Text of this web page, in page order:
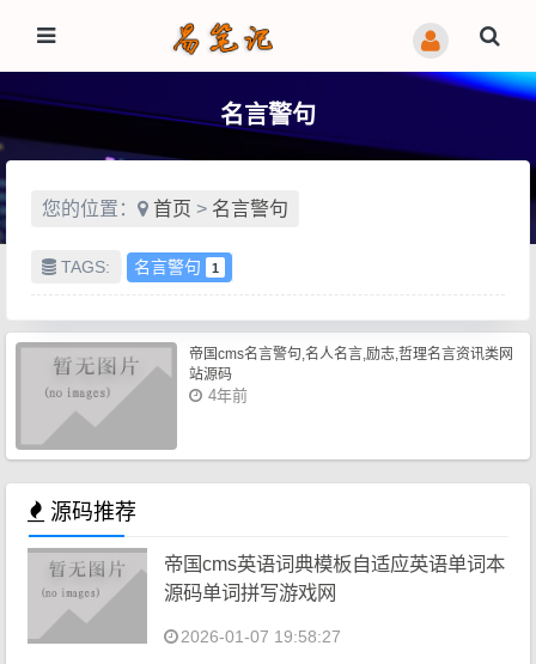
名言警句
您的位置： 首页 > 名言警句
TAGS: 名言警句 1
帝国cms名言警句,名人名言,励志,哲理名言资讯类网
站源码
4年前
源码推荐
帝国cms英语词典模板自适应英语单词本
源码单词拼写游戏网
2026-01-07 19:58:27